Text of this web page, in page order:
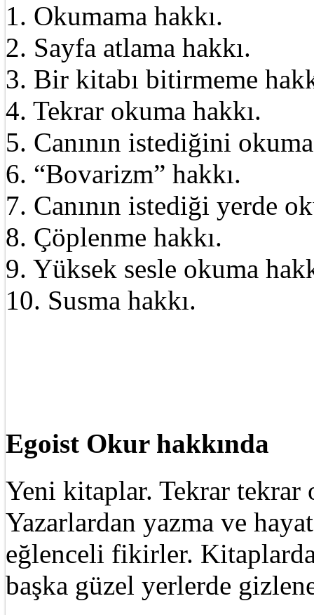
1. Okumama hakkı.
2. Sayfa atlama hakkı.
3. Bir kitabı bitirmeme
4. Tekrar okuma hakkı.
5. Canının istediğini
6. “Bovarizm” hakkı.
7. Canının istediği yerde
8. Çöplenme hakkı.
9. Yüksek sesle okuma
10. Susma hakkı.
Egoist Okur hakkında
Yeni kitaplar. Tekrar tekrar
Yazarlardan yazma ve
eğlenceli fikirler.
başka güzel yerlerde